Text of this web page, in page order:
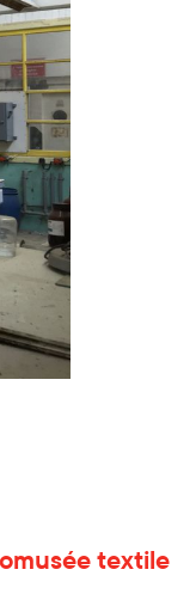
textile